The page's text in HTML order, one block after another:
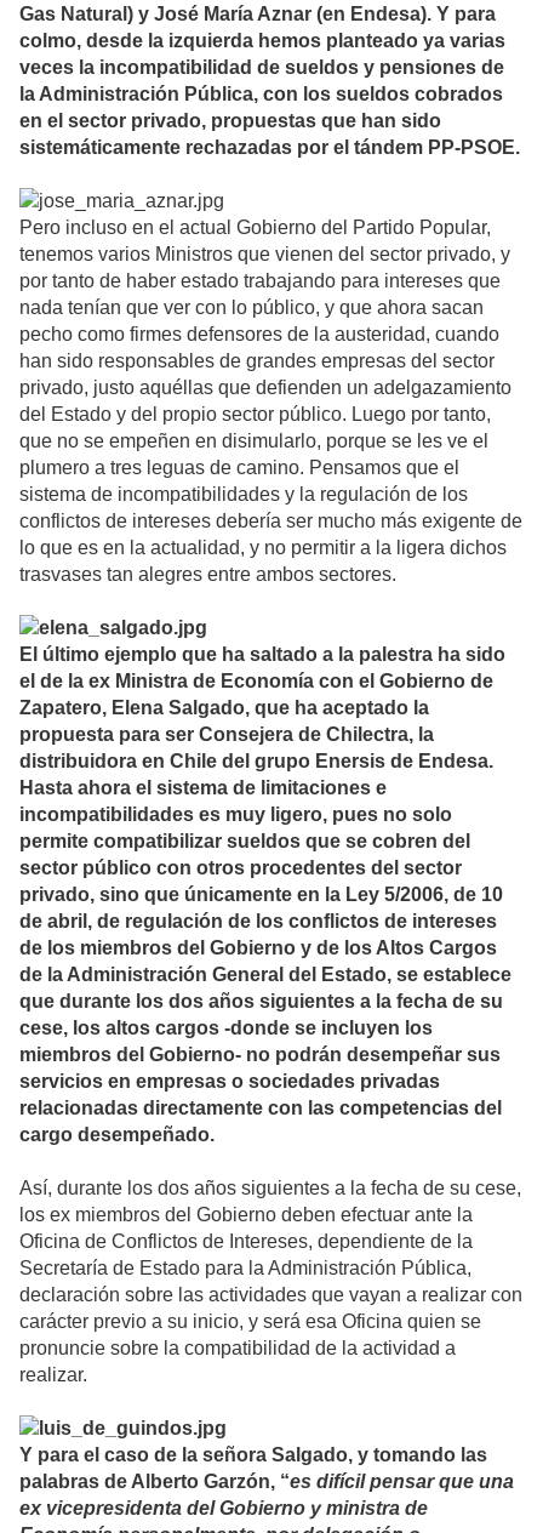
Gas Natural) y José María Aznar (en Endesa). Y para
colmo, desde la izquierda hemos planteado ya varias
veces la incompatibilidad de sueldos y pensiones de
la Administración Pública, con los sueldos cobrados
en el sector privado, propuestas que han sido
sistemáticamente rechazadas por el tándem PP-PSOE.
Pero incluso en el actual Gobierno del Partido Popular,
tenemos varios Ministros que vienen del sector privado, y
por tanto de haber estado trabajando para intereses que
nada tenían que ver con lo público, y que ahora sacan
pecho como firmes defensores de la austeridad, cuando
han sido responsables de grandes empresas del sector
privado, justo aquéllas que defienden un adelgazamiento
del Estado y del propio sector público. Luego por tanto,
que no se empeñen en disimularlo, porque se les ve el
plumero a tres leguas de camino. Pensamos que el
sistema de incompatibilidades y la regulación de los
conflictos de intereses debería ser mucho más exigente de
lo que es en la actualidad, y no permitir a la ligera dichos
trasvases tan alegres entre ambos sectores.
El último ejemplo que ha saltado a la palestra ha sido
el de la ex Ministra de Economía con el Gobierno de
Zapatero, Elena Salgado, que ha aceptado la
propuesta para ser Consejera de Chilectra, la
distribuidora en Chile del grupo Enersis de Endesa.
Hasta ahora el sistema de limitaciones e
incompatibilidades es muy ligero, pues no solo
permite compatibilizar sueldos que se cobren del
sector público con otros procedentes del sector
privado, sino que únicamente en la Ley 5/2006, de 10
de abril, de regulación de los conflictos de intereses
de los miembros del Gobierno y de los Altos Cargos
de la Administración General del Estado, se establece
que durante los dos años siguientes a la fecha de su
cese, los altos cargos -donde se incluyen los
miembros del Gobierno- no podrán desempeñar sus
servicios en empresas o sociedades privadas
relacionadas directamente con las competencias del
cargo desempeñado.
Así, durante los dos años siguientes a la fecha de su cese,
los ex miembros del Gobierno deben efectuar ante la
Oficina de Conflictos de Intereses, dependiente de la
Secretaría de Estado para la Administración Pública,
declaración sobre las actividades que vayan a realizar con
carácter previo a su inicio, y será esa Oficina quien se
pronuncie sobre la compatibilidad de la actividad a
realizar.
Y para el caso de la señora Salgado, y tomando las
palabras de Alberto Garzón, “es difícil pensar que una
ex vicepresidenta del Gobierno y ministra de